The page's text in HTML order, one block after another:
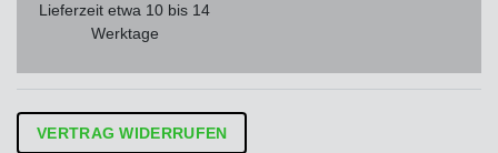
Lieferzeit etwa 10 bis 14
Werktage
VERTRAG WIDERRUFEN